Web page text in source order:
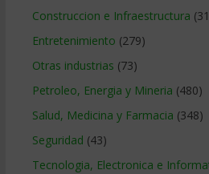
Construccion e Infraestructura
Entretenimiento (279)
Otras industrias (73)
Petroleo, Energia y Mineria (480)
Salud, Medicina y Farmacia (348)
Seguridad (43)
Tecnologia, Electronica e